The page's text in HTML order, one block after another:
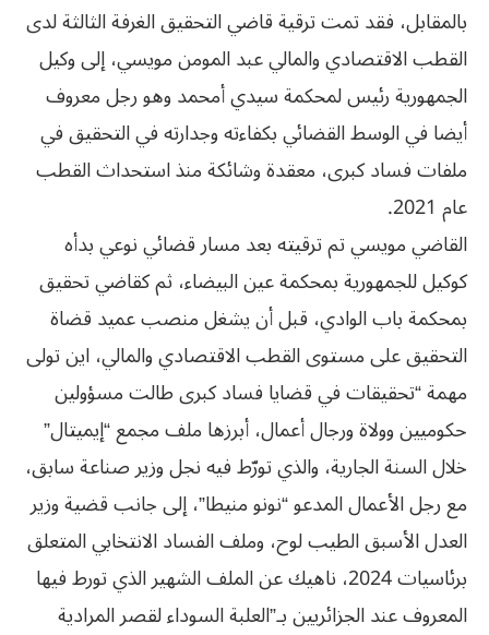
بالمقابل، فقد تمت ترقية قاضي التحقيق الغرفة الثالثة لدى
القطب الاقتصادي والمالي عبد المومن مويسي، إلى وكيل
الجمهورية رئيس لمحكمة سيدي أمحمد وهو رجل معروف
أيضا في الوسط القضائي بكفاءته وجدارته في التحقيق في
ملفات فساد كبرى، معقدة وشائكة منذ استحداث القطب
عام 2021.
القاضي مويسي تم ترقيته بعد مسار قضائي نوعي بدأه
كوكيل للجمهورية بمحكمة عين البيضاء، ثم كقاضي تحقيق
بمحكمة باب الوادي، قبل أن يشغل منصب عميد قضاة
التحقيق على مستوى القطب الاقتصادي والمالي، اين تولى
مهمة “تحقيقات في قضايا فساد كبرى طالت مسؤولين
حكوميين وولاة ورجال أعمال، أبرزها ملف مجمع “إيميتال”
خلال السنة الجارية، والذي تورّط فيه نجل وزير صناعة سابق،
مع رجل الأعمال المدعو “نونو منيطا”، إلى جانب قضية وزير
العدل الأسبق الطيب لوح، وملف الفساد الانتخابي المتعلق
برئاسيات 2024، ناهيك عن الملف الشهير الذي تورط فيها
المعروف عند الجزائريين بـ”العلبة السوداء لقصر المرادية